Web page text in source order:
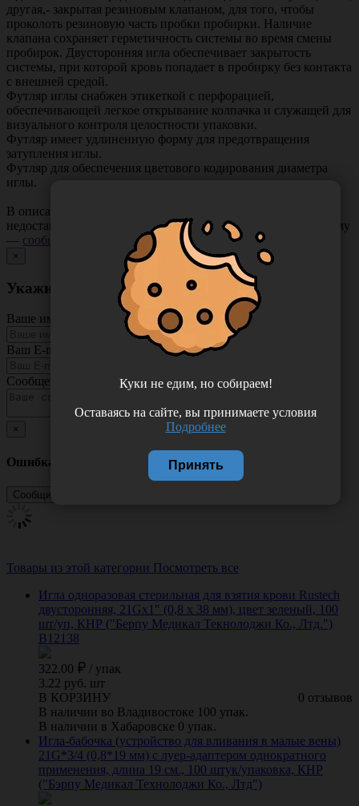
другая,- закрытая резиновым клапаном, для того, чтобы
проколоть резиновую часть пробки пробирки. Наличие
клапана сохраняет герметичность системы во время смены
пробирок. Двусторонняя игла обеспечивает закрытость
системы, при которой кровь попадает в пробирку без контакта
с внешней средой.
Футляр иглы снабжен этикеткой с перфорацией,
обеспечивающей легкое открывание колпачка и служащей для
визуального контроля целостности упаковки.
Футляр имеет удлиненную форму для предотвращения
затупления иглы.
Футляр для обеспечения цветового кодирования диаметра
иглы.
В описании товара могут иметь место неточности или
недостающая информация. Если вы заметили такую проблему
— сообщите нам
×
Укажите неточность в описании товара
Ваше имя
Ваш E-mail
Сообщение
×
Ошибка
Товары из этой категории Посмотреть все
Игла одноразовая стерильная для взятия крови Rustech
двусторонняя, 21Gх1" (0,8 х 38 мм), цвет зеленый, 100
шт/уп, КНР ("Берпу Медикал Текнолоджи Ко., Лтд.")
B12138
322.00 / упак
3.22 руб. шт
0 отзывов
В КОРЗИНУ
В наличии во Владивостоке 100 упак.
В наличии в Хабаровске 0 упак.
Игла-бабочка (устройство для вливания в малые вены)
21G*3/4 (0,8*19 мм) с луер-адаптером однократного
применения, длина 19 см., 100 штук/упаковка, КНР
("Бэрпу Медикал Технолоджи Ко., Лтд")
Куки не едим, но собираем!
Оставаясь на сайте, вы принимаете условия
Подробнее
Принять